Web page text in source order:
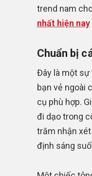
trend nam
nhất hiện nay
Chuẩn bị
Đây là một
bạn vẻ ngoài
cụ phù hợp.
đi dạo trong
trăm nhận
định sáng